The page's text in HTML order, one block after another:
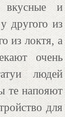
и
другого из
из локтя, а
очень
людей
те напояют
для